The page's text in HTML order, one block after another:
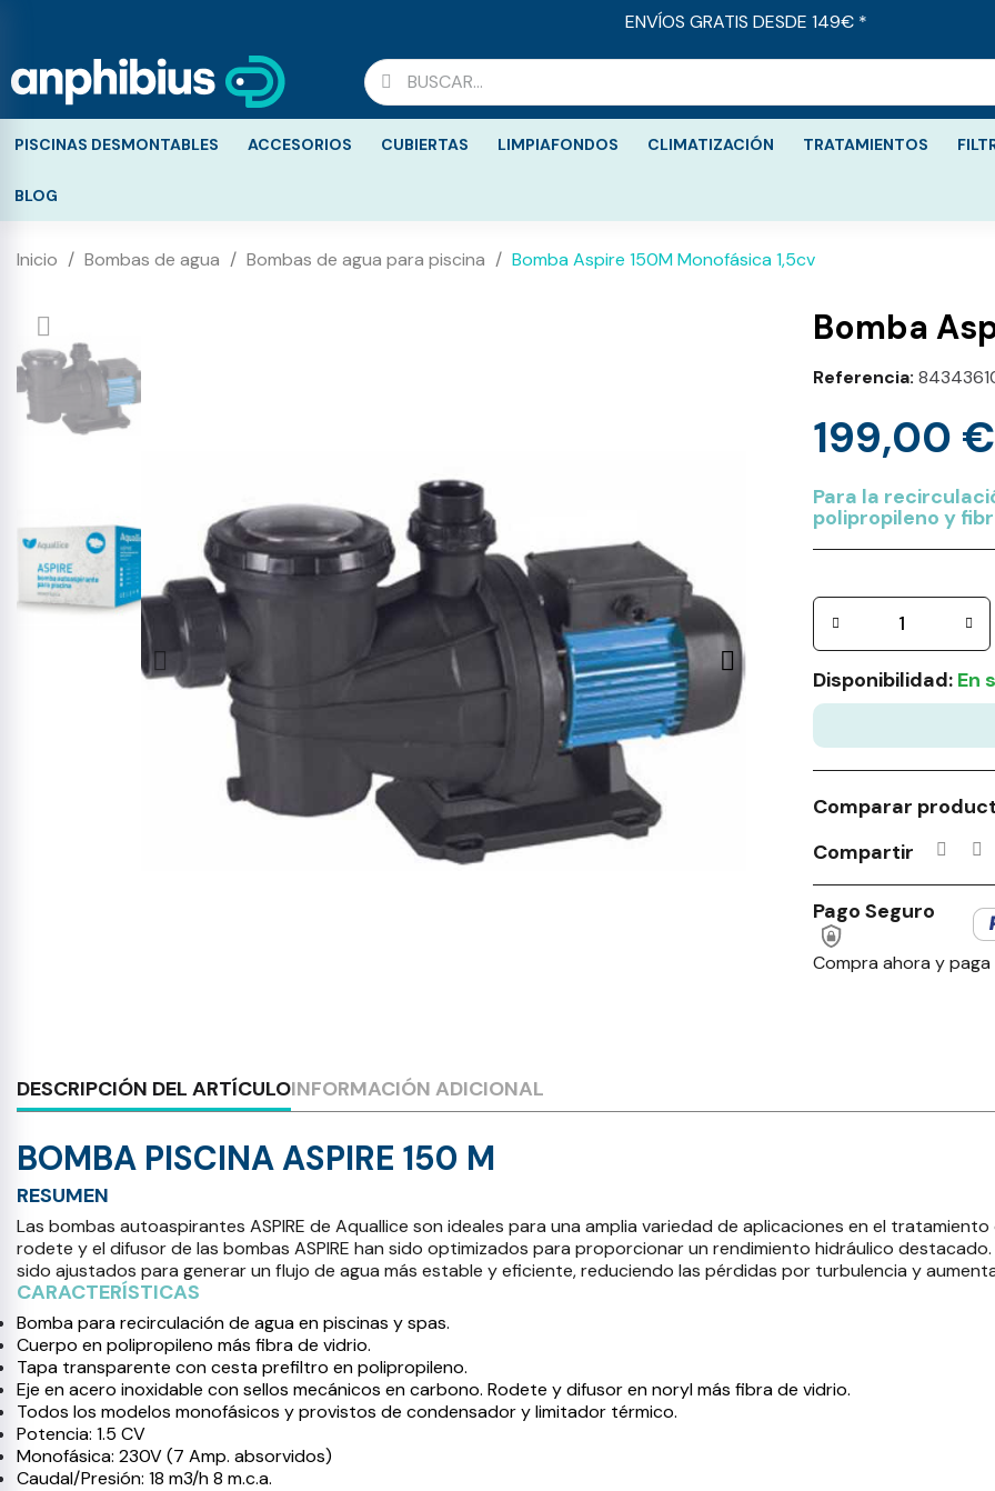
ENVÍOS GRATIS DESDE 149€ *
PISCINAS DESMONTABLES ACCESORIOS CUBIERTAS LIMPIAFONDOS CLIMATIZACIÓN TRATAMIENTOS
BLOG
Inicio Bombas de agua Bombas de agua para piscina Bomba Aspire 150M Monofásica 1,5cv
Bomba
Referencia
199,00 €
Para la
polipropileno y
Disponibilidad: En
Comparar
Compartir
Pago Seguro
Compra ahora y
DESCRIPCIÓN DEL ARTÍCULOINFORMACIÓN ADICIONAL
BOMBA PISCINA ASPIRE 150 M
RESUMEN
Las bombas autoaspirantes ASPIRE de Aquallice son ideales para una amplia variedad de aplicaciones en el
rodete y el difusor de las bombas ASPIRE han sido optimizados para proporcionar un rendimiento hidráulico
sido ajustados para generar un flujo de agua más estable y eficiente, reduciendo las pérdidas por turbulencia y
CARACTERÍSTICAS
Bomba para recirculación de agua en piscinas y spas.
Cuerpo en polipropileno más fibra de vidrio.
Tapa transparente con cesta prefiltro en polipropileno.
Eje en acero inoxidable con sellos mecánicos en carbono. Rodete y difusor en noryl más fibra de vidrio.
Todos los modelos monofásicos y provistos de condensador y limitador térmico.
Potencia: 1.5 CV
Monofásica: 230V (7 Amp. absorvidos)
Caudal/Presión: 18 m3/h 8 m.c.a.